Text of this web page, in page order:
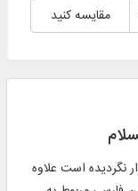
مقایسه کنید
نگردیده است علاوه